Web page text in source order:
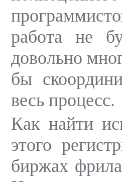
работа не
довольно
бы
весь процесс.
Как найти
этого
биржах